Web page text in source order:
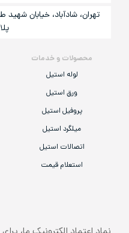
محصولات و خدمات
لوله استیل
ورق استیل
پروفیل استیل
میلگرد استیل
اتصالات استیل
استعلام قیمت